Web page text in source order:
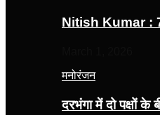
Nitish Kumar :
मनोरंजन
दरभंगा में दो पक्षों के